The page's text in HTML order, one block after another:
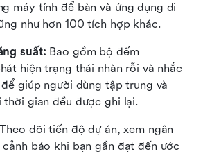
máy tính để bàn và ứng dụng di
như hơn 100 tích hợp khác.
suất: Bao gồm bộ đếm
hiện trạng thái nhàn rỗi và nhắc
giúp người dùng tập trung và
thời gian đều được ghi lại.
Theo dõi tiến độ dự án, xem ngân
cảnh báo khi bạn gần đạt đến ước